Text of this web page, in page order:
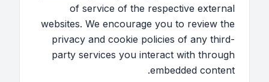
of service of the respective external
websites. We encourage you to review the
privacy and cookie policies of any third-
party services you interact with through
embedded content.